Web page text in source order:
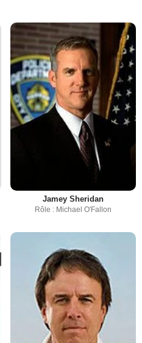
Jamey Sheridan
Rôle : Michael O'Fallon